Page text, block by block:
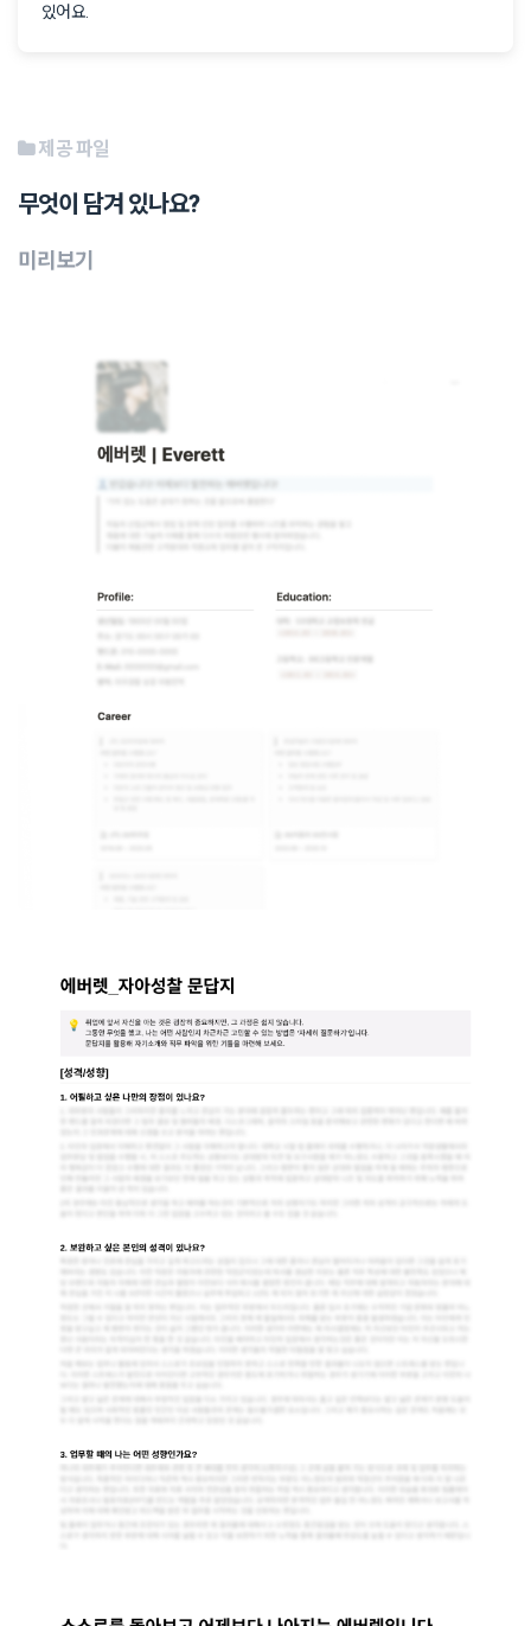
있어요.
제공 파일
무엇이 담겨 있나요?
미리보기